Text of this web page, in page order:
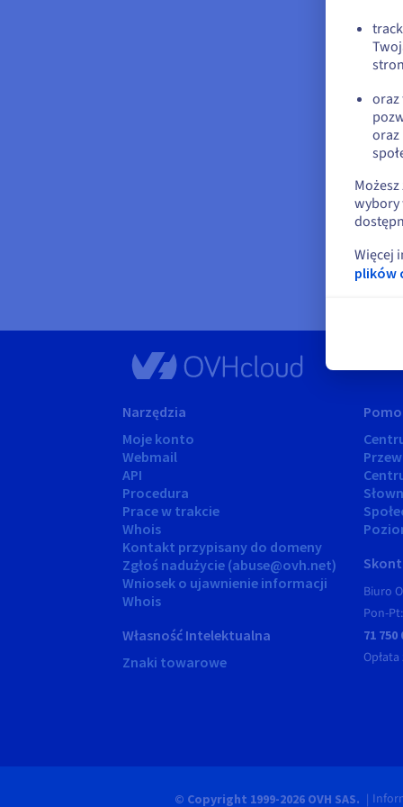
Narzędzia
Moje konto
Webmail
API
Procedura
Prace w trakcie
Whois
Kontakt przypisany do domeny
Zgłoś nadużycie (abuse@ovh.net)
Wniosek o ujawnienie informacji
Whois
Własność Intelektualna
Znaki towarowe
Biuro
Pon-
71 750
© Copyright 1999-2026 OVH SAS.
oraz
oraz
wybory
Więcej
plików